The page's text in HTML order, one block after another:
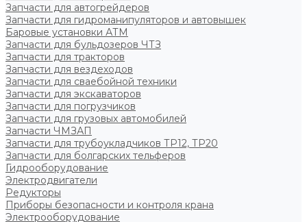
Запчасти для автогрейдеров
Запчасти для гидроманипуляторов и автовышек
Баровые установки АТМ
Запчасти для бульдозеров ЧТЗ
Запчасти для тракторов
Запчасти для вездеходов
Запчасти для сваебойной техники
Запчасти для экскаваторов
Запчасти для погрузчиков
Запчасти для грузовых автомобилей
Запчасти ЧМЗАП
Запчасти для трубоукладчиков ТР12, ТР20
Запчасти для болгарских тельферов
Гидрооборудование
Электродвигатели
Редукторы
Приборы безопасности и контроля крана
Электрооборудование